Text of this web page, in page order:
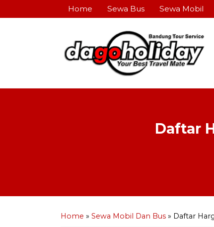
Home Sewa Bus Sewa Mobil
Daftar
Home » Sewa Mobil Dan Bus » Daftar